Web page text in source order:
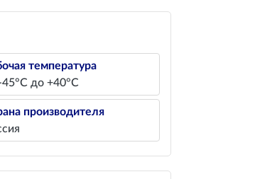
температура
45°С до +40°С
производителя